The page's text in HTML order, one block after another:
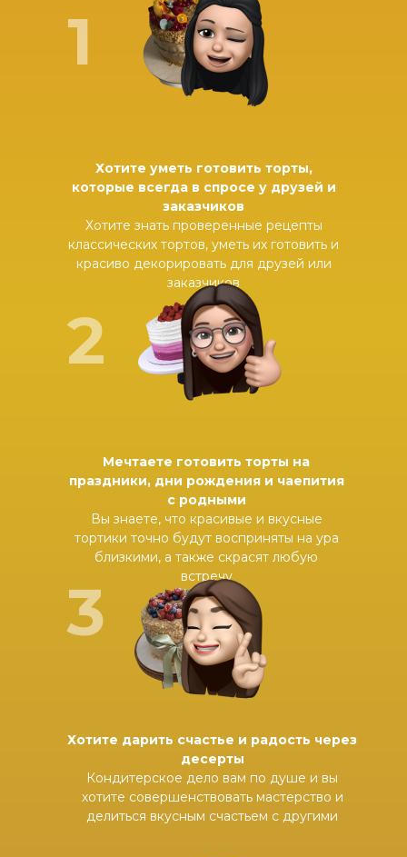
1
Хотите уметь готовить торты,
которые всегда в спросе у друзей и
заказчиков
Хотите знать проверенные рецепты
классических тортов, уметь их готовить и
красиво декорировать для друзей или
заказчиков
2
Мечтаете готовить торты на
праздники, дни рождения и чаепития
с родными
Вы знаете, что красивые и вкусные
тортики точно будут восприняты на ура
близкими, а также скрасят любую
встречу
3
Хотите дарить счастье и радость через
десерты
Кондитерское дело вам по душе и вы
хотите совершенствовать мастерство и
делиться вкусным счастьем с другими